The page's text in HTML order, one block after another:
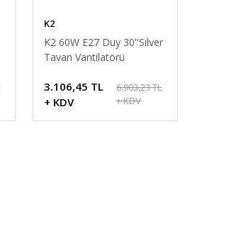
K2
K2 60W E27 Duy 30''Sılver
Tavan Vantilatörü
3.106,45 TL
+ KDV
6.903,23 TL
+ KDV